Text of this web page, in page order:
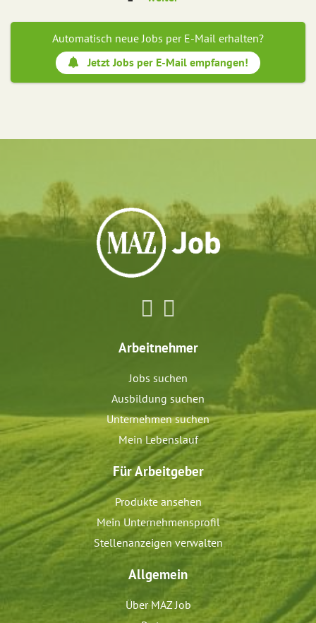
Automatisch neue Jobs per E-Mail erhalten?
Jetzt Jobs per E-Mail empfangen!
Arbeitnehmer
Jobs suchen
Ausbildung suchen
Unternehmen suchen
Mein Lebenslauf
Für Arbeitgeber
Produkte ansehen
Mein Unternehmensprofil
Stellenanzeigen verwalten
Allgemein
Über MAZ Job